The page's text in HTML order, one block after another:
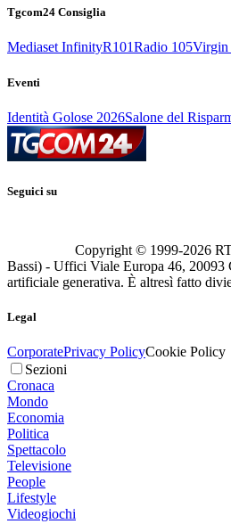
Tgcom24 Consiglia
Mediaset InfinityR101Radio 105Virgin
Eventi
Identità Golose 2026Salone del
Seguici su
Copyright © 1999-2026
Bassi) - Uffici Viale Europa 46, 20093
artificiale generativa. È altresì fatto
Legal
CorporatePrivacy PolicyCookie Policy
Sezioni
Cronaca
Mondo
Economia
Politica
Spettacolo
Televisione
People
Lifestyle
Videogiochi